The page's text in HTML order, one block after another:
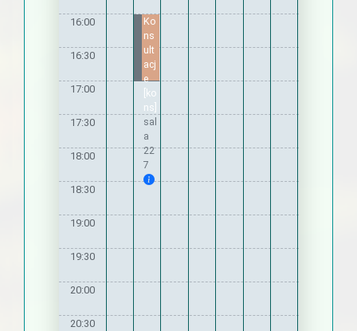
16:00
Ko
ns
ult
acj
e
[ko
ns]
sal
a
22
7
16:30
17:00
17:30
18:00
18:30
19:00
19:30
20:00
20:30